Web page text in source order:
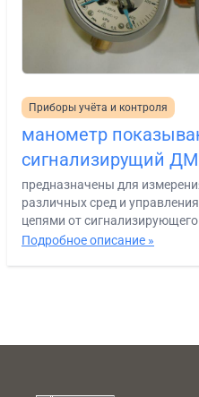
Приборы учёта и контроля
манометр
сигнализирущий
предназначены для
различных сред и
цепями от сигнализирующего
Подробное описание »